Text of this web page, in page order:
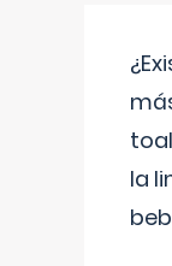
la